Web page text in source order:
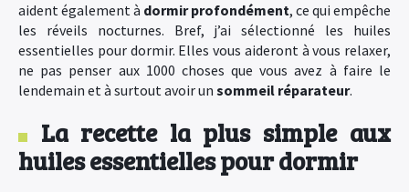
aident également à dormir profondément, ce qui empêche
les réveils nocturnes. Bref, j’ai sélectionné les huiles
essentielles pour dormir. Elles vous aideront à vous relaxer,
ne pas penser aux 1000 choses que vous avez à faire le
lendemain et à surtout avoir un sommeil réparateur.
La recette la plus simple aux
huiles essentielles pour dormir